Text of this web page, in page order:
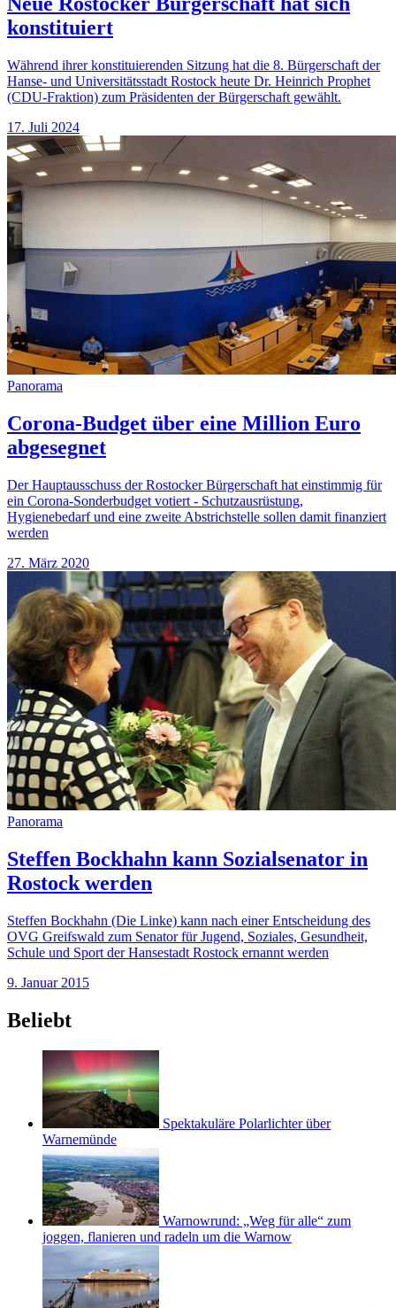
konstituiert
Während ihrer konstituierenden Sitzung hat die 8. Bürgerschaft der
Hanse- und Universitätsstadt Rostock heute Dr. Heinrich Prophet
(CDU-Fraktion) zum Präsidenten der Bürgerschaft gewählt.
17. Juli 2024
Panorama
Corona-Budget über eine Million Euro
abgesegnet
Der Hauptausschuss der Rostocker Bürgerschaft hat einstimmig für
ein Corona-Sonderbudget votiert - Schutzausrüstung,
Hygienebedarf und eine zweite Abstrichstelle sollen damit finanziert
werden
27. März 2020
Panorama
Steffen Bockhahn kann Sozialsenator in
Rostock werden
Steffen Bockhahn (Die Linke) kann nach einer Entscheidung des
OVG Greifswald zum Senator für Jugend, Soziales, Gesundheit,
Schule und Sport der Hansestadt Rostock ernannt werden
9. Januar 2015
Beliebt
Spektakuläre Polarlichter über
Warnemünde
Warnowrund: „Weg für alle“ zum
joggen, flanieren und radeln um die Warnow